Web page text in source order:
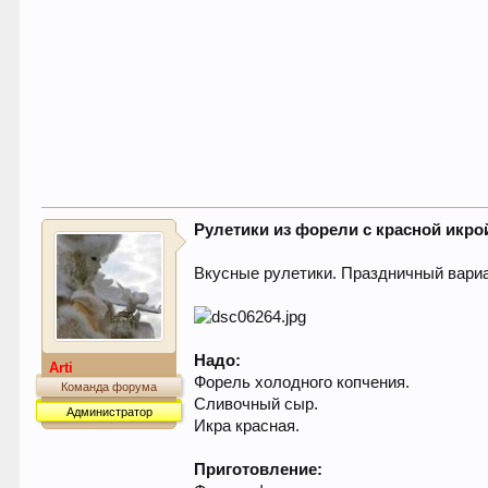
Arti
Команда форума
Администратор
Рулетики из форели с красной
Вкусные рулетики. Праздничный
Надо:
Форель холодного копчения.
Сливочный сыр.
Икра красная.
Приготовление: